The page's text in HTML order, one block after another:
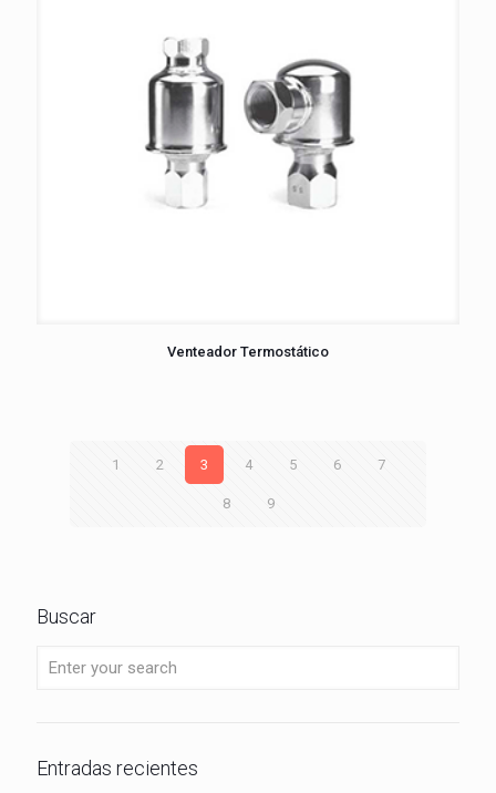
Venteador Termostático
1 2 3 4 5 6 7
8 9
Buscar
Entradas recientes